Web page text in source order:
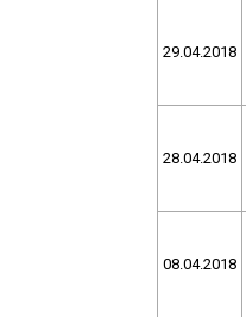
29.04.2018
28.04.2018
08.04.2018